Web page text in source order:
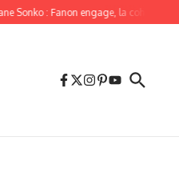
: Fanon engage, la cohérence oblige